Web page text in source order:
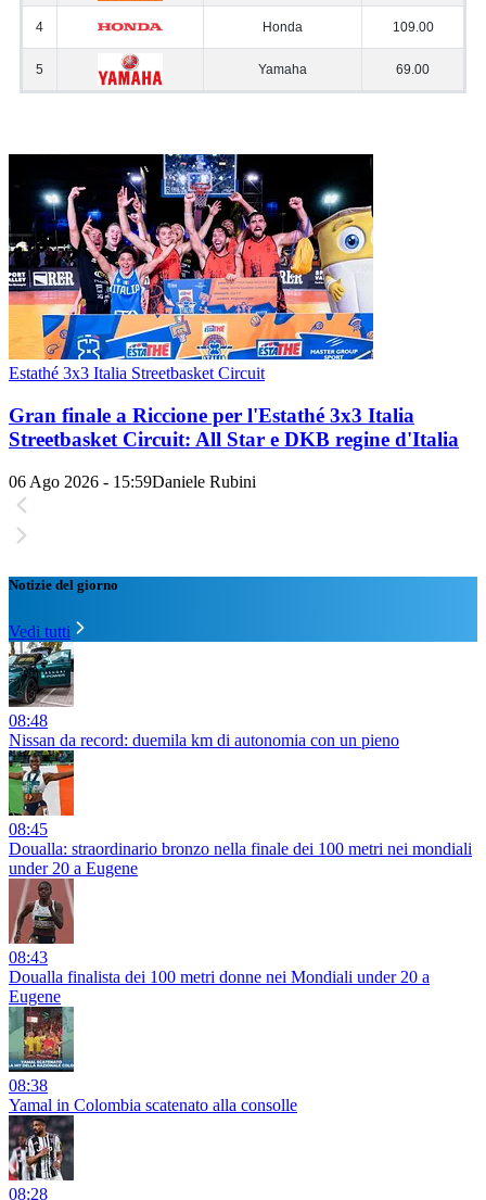
Estathé 3x3 Italia Streetbasket Circuit
Gran finale a Riccione per l'Estathé 3x3 Italia
Streetbasket Circuit: All Star e DKB regine d'Italia
06 Ago 2026 - 15:59Daniele Rubini
Notizie del giorno
Vedi tutti
08:48
Nissan da record: duemila km di autonomia con un pieno
08:45
Doualla: straordinario bronzo nella finale dei 100 metri nei mondiali
under 20 a Eugene
08:43
Doualla finalista dei 100 metri donne nei Mondiali under 20 a
Eugene
08:38
Yamal in Colombia scatenato alla consolle
08:28